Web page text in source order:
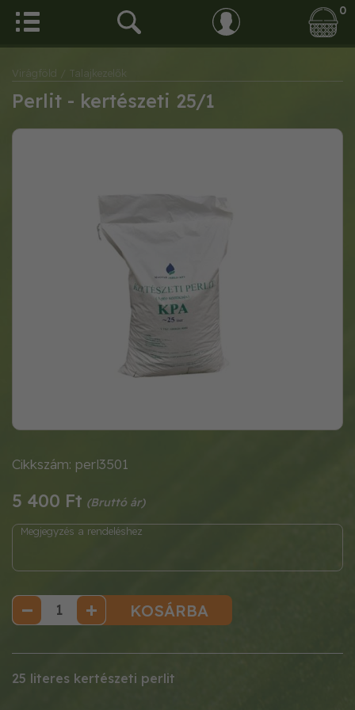
0
Virágföld / Talajkezelők
Perlit - kertészeti 25/1
Cikkszám: perl3501
5 400 Ft
KOSÁRBA
25 literes kertészeti perlit